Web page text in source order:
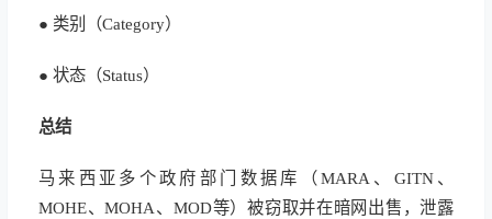
● 类别（Category）
● 状态（Status）
总结
马来西亚多个政府部门数据库（MARA、GITN、
MOHE、MOHA、MOD等）被窃取并在暗网出售，泄露